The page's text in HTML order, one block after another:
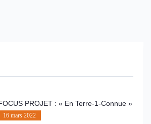
PROJET : « En Terre-1-Connue »
16 mars 2022